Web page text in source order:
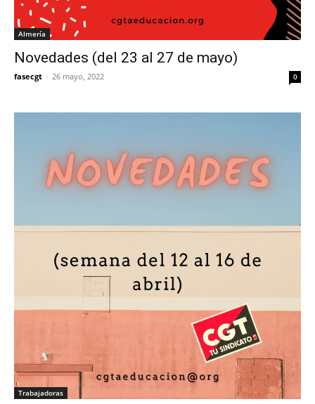
Almería
Novedades (del 23 al 27 de mayo)
fasecgt - 26 mayo, 2022 0
Trabajadoras